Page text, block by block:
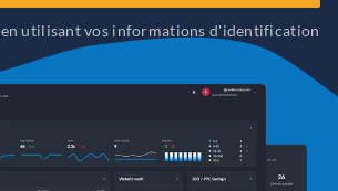
en utilisant vos informations d'identification